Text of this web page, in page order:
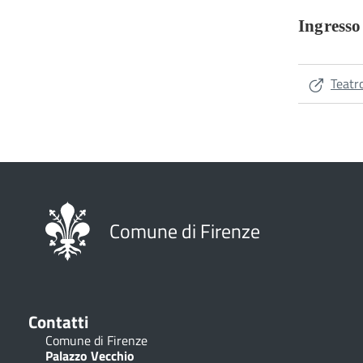
Comune di Firenze
Contatti
Comune di Firenze
Palazzo Vecchio